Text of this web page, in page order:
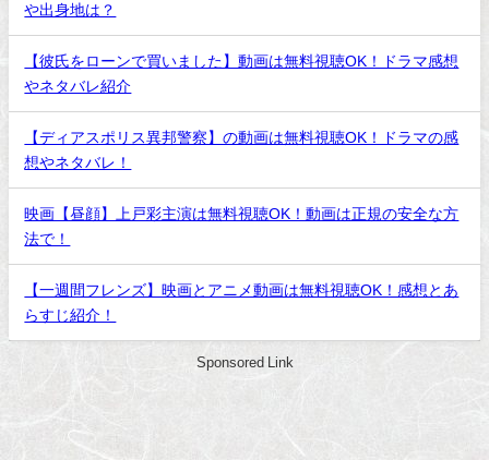
や出身地は？
【彼氏をローンで買いました】動画は無料視聴OK！ドラマ感想
やネタバレ紹介
【ディアスポリス異邦警察】の動画は無料視聴OK！ドラマの感
想やネタバレ！
映画【昼顔】上戸彩主演は無料視聴OK！動画は正規の安全な方
法で！
【一週間フレンズ】映画とアニメ動画は無料視聴OK！感想とあ
らすじ紹介！
Sponsored Link